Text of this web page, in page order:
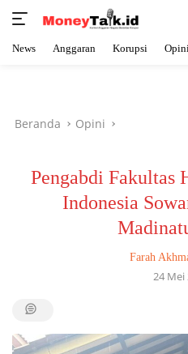
News Anggaran Korupsi
Beranda Opini
Pengabdi Fakultas
Indonesia
Farah
24 Mei